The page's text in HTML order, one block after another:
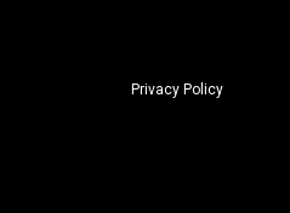
Privacy Policy